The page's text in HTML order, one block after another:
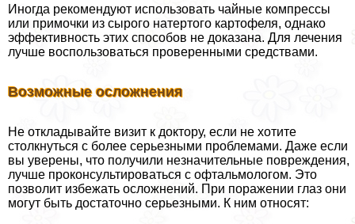
Иногда рекомендуют использовать чайные компрессы
или примочки из сырого натертого картофеля, однако
эффективность этих способов не доказана. Для лечения
лучше воспользоваться проверенными средствами.
Возможные осложнения
Не откладывайте визит к доктору, если не хотите
столкнуться с более серьезными проблемами. Даже если
вы уверены, что получили незначительные повреждения,
лучше проконсультироваться с офтальмологом. Это
позволит избежать осложнений. При поражении глаз они
могут быть достаточно серьезными. К ним относят: